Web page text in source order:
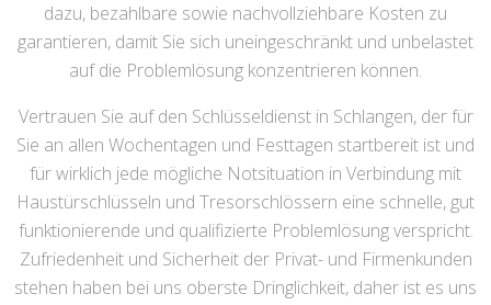
dazu, bezahlbare sowie nachvollziehbare Kosten zu
garantieren, damit Sie sich uneingeschränkt und unbelastet
auf die Problemlösung konzentrieren können.
Vertrauen Sie auf den Schlüsseldienst in Schlangen, der für
Sie an allen Wochentagen und Festtagen startbereit ist und
für wirklich jede mögliche Notsituation in Verbindung mit
Haustürschlüsseln und Tresorschlössern eine schnelle, gut
funktionierende und qualifizierte Problemlösung verspricht.
Zufriedenheit und Sicherheit der Privat- und Firmenkunden
stehen haben bei uns oberste Dringlichkeit, daher ist es uns